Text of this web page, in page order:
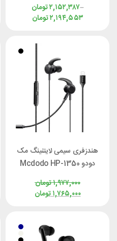
تومان۲,۱۵۲,۳۸۷–
تومان۲,۱۹۴,۵۵۳
هندزفری سیمی لایتنینگ مک
دودو Mcdodo HP-1350
تومان۱,۹۷۷,۰۰۰
تومان۱,۷۶۵,۰۰۰